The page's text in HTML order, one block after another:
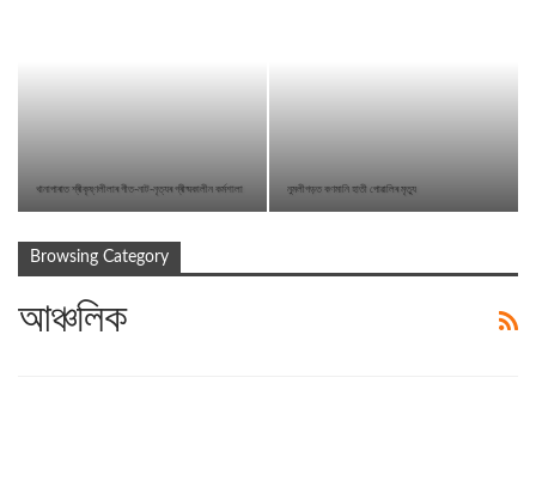
খানাপাৰাত শ্ৰীকৃষ্ণলীলাৰ গীত-নাট-নৃত্যৰ গ্ৰীষ্মকালীন কৰ্মশালা নুমলীগড়ত কণমানি হাতী পোৱালিৰ মৃত্যু
Browsing Category
আঞ্চলিক